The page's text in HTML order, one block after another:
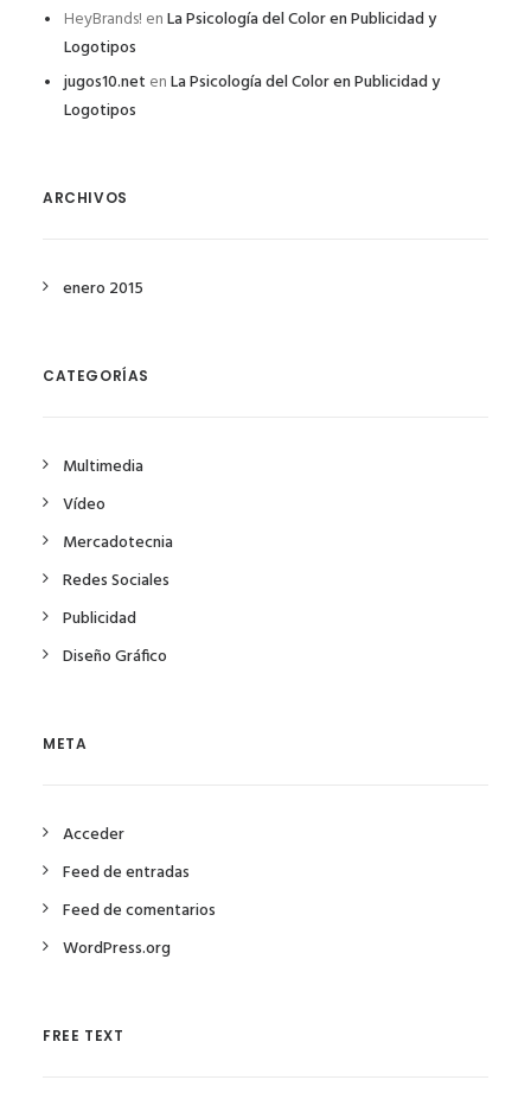
HeyBrands! enLa Psicología del Color en Publicidad y
Logotipos
jugos10.net enLa Psicología del Color en Publicidad y
Logotipos
ARCHIVOS
enero 2015
CATEGORÍAS
Multimedia
Vídeo
Mercadotecnia
Redes Sociales
Publicidad
Diseño Gráfico
META
Acceder
Feed de entradas
Feed de comentarios
WordPress.org
FREE TEXT